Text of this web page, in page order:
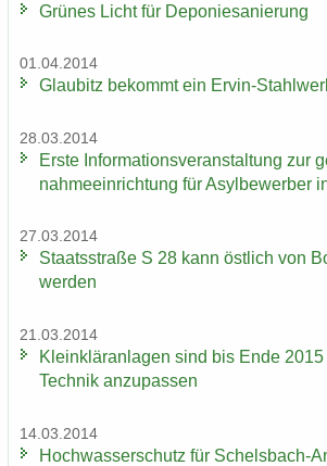
Grü­nes Licht für De­po­nie­sa­nie­rung
01.04.2014
Glau­bitz be­kommt ein Ervin-​
28.03.2014
Erste In­for­ma­ti­ons­ver­an­stal­tung zur
nah­me­ein­rich­tung für Asyl­be­wer­ber
27.03.2014
Staats­stra­ße S 28 kann öst­lich von
wer­den
21.03.2014
Klein­klär­an­la­gen sind bis Ende
Tech­nik an­zu­pas­sen
14.03.2014
Hoch­was­ser­schutz für Schelsbach-​